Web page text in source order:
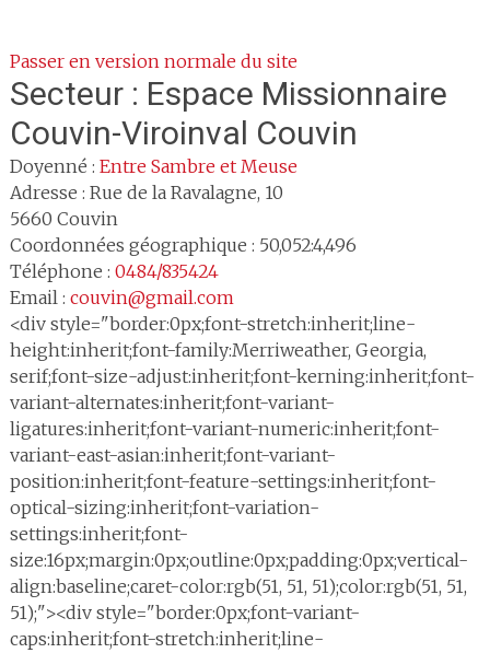
Passer en version normale du site
Secteur : Espace Missionnaire
Couvin-Viroinval Couvin
Doyenné : Entre Sambre et Meuse
Adresse : Rue de la Ravalagne, 10
5660 Couvin
Coordonnées géographique : 50,052:4,496
Téléphone : 0484/835424
Email : couvin@gmail.com
<div style="border:0px;font-stretch:inherit;line-
height:inherit;font-family:Merriweather, Georgia,
serif;font-size-adjust:inherit;font-kerning:inherit;font-
variant-alternates:inherit;font-variant-
ligatures:inherit;font-variant-numeric:inherit;font-
variant-east-asian:inherit;font-variant-
position:inherit;font-feature-settings:inherit;font-
optical-sizing:inherit;font-variation-
settings:inherit;font-
size:16px;margin:0px;outline:0px;padding:0px;vertical-
align:baseline;caret-color:rgb(51, 51, 51);color:rgb(51, 51,
51);"><div style="border:0px;font-variant-
caps:inherit;font-stretch:inherit;line-